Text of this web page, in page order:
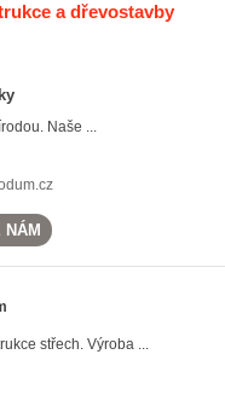
a dřevostavby
Naše ...
NÁM
střech. Výroba ...